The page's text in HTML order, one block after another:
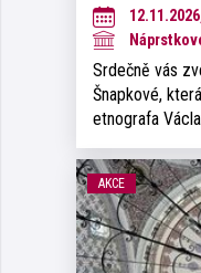
Náprstkovo
Srdečně vás
Šnapkové,
etnografa
AKCE